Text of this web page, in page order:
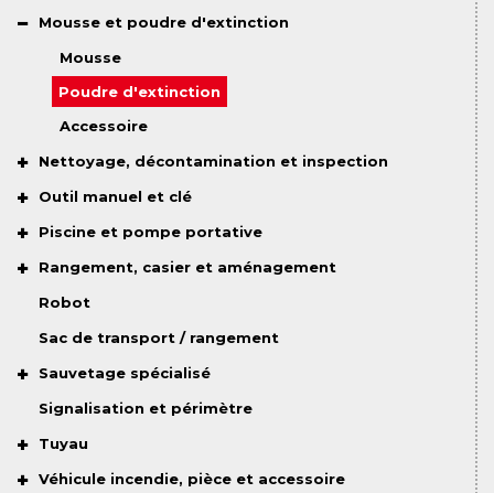
Mousse et poudre d'extinction
Mousse
Poudre d'extinction
Accessoire
Nettoyage, décontamination et inspection
Outil manuel et clé
Piscine et pompe portative
Rangement, casier et aménagement
Robot
Sac de transport / rangement
Sauvetage spécialisé
Signalisation et périmètre
Tuyau
Véhicule incendie, pièce et accessoire